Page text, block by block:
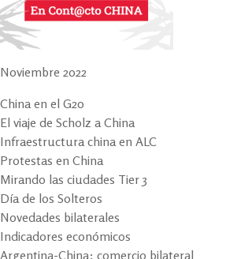
Noviembre 2022
China en el G20
El viaje de Scholz a China
Infraestructura china en ALC
Protestas en China
Mirando las ciudades Tier 3
Día de los Solteros
Novedades bilaterales
Indicadores económicos
Argentina-China: comercio bilateral